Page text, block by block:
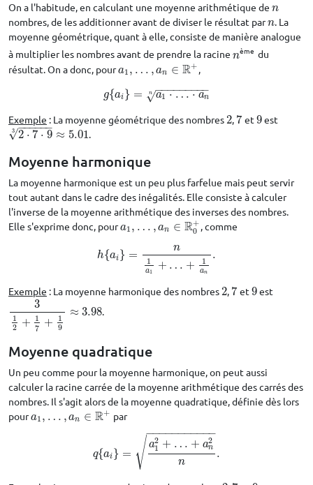
On a l'habitude, en calculant une moyenne arithmétique de n
n
nombres, de les additionner avant de diviser le résultat parn
n. La
moyenne géométrique, quant à elle, consiste de manière analogue
à multiplier les nombres avant de prendre la racine nème
nème du
résultat. On a donc, poura1 , … , an ∈ R+
a1 ,… , an∈R +
g{ai} = a1 ⋅…⋅ an
− −
−−−−−−−
√
n
g{ ai} =a1⋅…⋅ann
Exemple : La moyenne géométrique des nombres2
2, 7
7 et 9
9est
2 ⋅ 7 ⋅ 9
− −
−−−−
√
3 ≈ 5.01
2⋅7⋅ 9 3≈5.01 .
Moyenne harmonique
La moyenne harmonique est un peu plus farfelue mais peut servir
tout autant dans le cadre des inégalités. Elle consiste à calculer
l'inverse de la moyenne arithmétique des inverses des nombres.
Elle s'exprime donc, poura1 , … , an ∈ R+
0
a1 ,… , an∈R 0+ , comme
h{ai } =
n
1
a1 + … + 1
an
.
h{a i}= n1a1+…+1an.
Exemple : La moyenne harmonique des nombres2
2, 7
7 et 9
9est
3
1
2 + 1
7 +
1
9
≈ 3.98
312+17+19≈3.98 .
Moyenne quadratique
Un peu comme pour la moyenne harmonique, on peut aussi
calculer la racine carrée de la moyenne arithmétique des carrés des
nombres. Il s'agit alors de la moyenne quadratique, définie dès lors
poura1 , … , an ∈ R+
a1 ,… , an∈R + par
q{ai} =
a2
1 + … + a2
n
n
− −
−−−−−−−−−
√ .
q{ ai} =a12+…+an2n.